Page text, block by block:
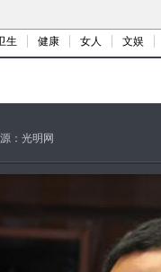
生 健康 女人 文娱
： 光明网